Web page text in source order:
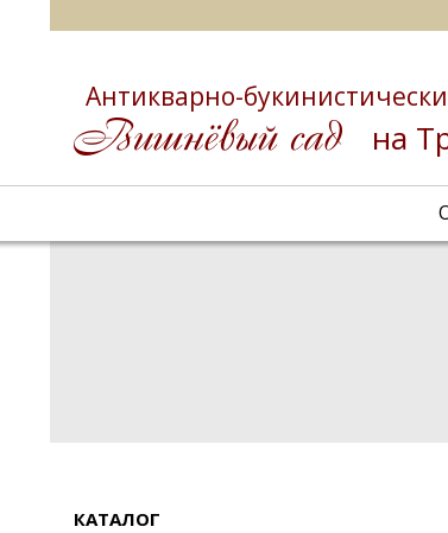
Антикварно-
на
КАТАЛОГ